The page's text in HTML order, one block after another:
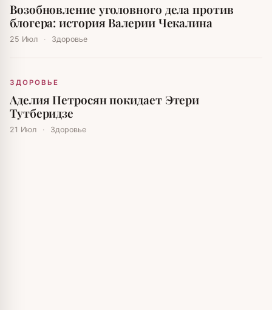
Возобновление уголовного дела против
блогера: история Валерии Чекалина
25 Июл · Здоровье
ЗДОРОВЬЕ
Аделия Петросян покидает Этери
Тутберидзе
21 Июл · Здоровье